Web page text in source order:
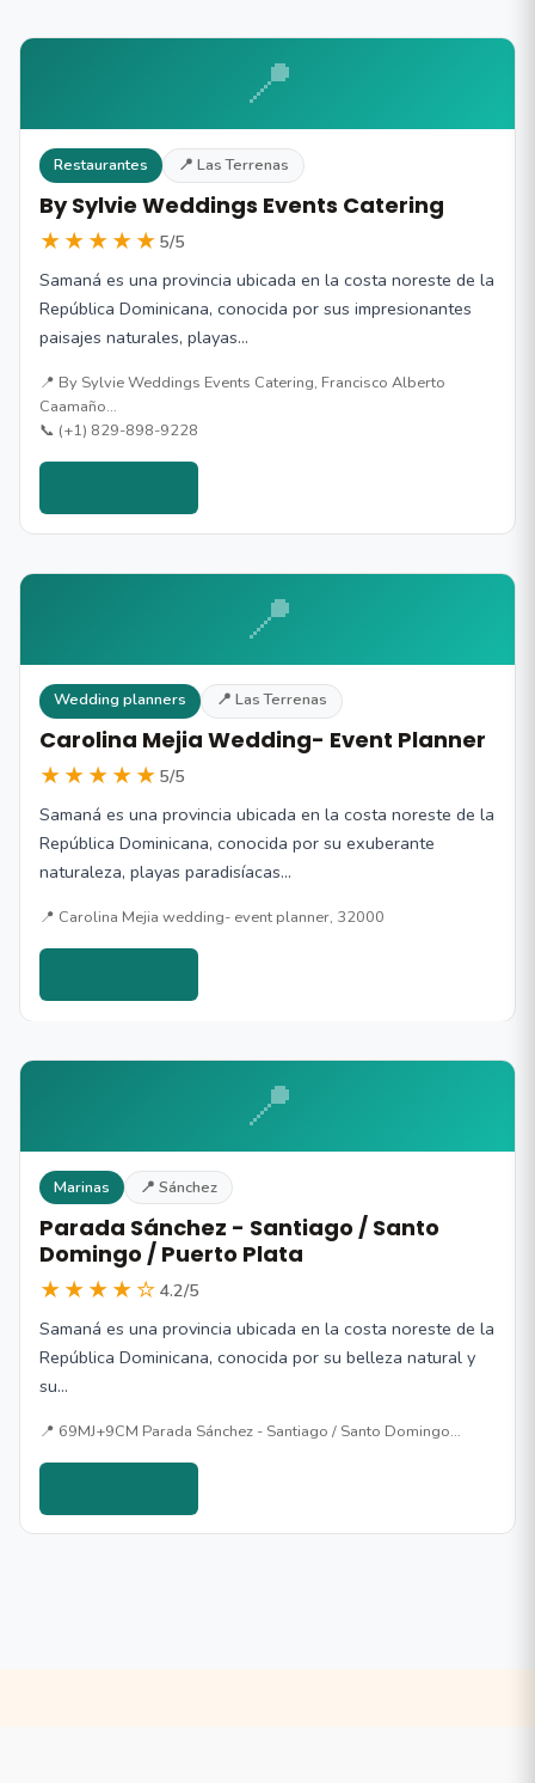
📍
Restaurantes 📍 Las Terrenas
By Sylvie Weddings Events Catering
★★★★★ 5/5
Samaná es una provincia ubicada en la costa noreste de la
República Dominicana, conocida por sus impresionantes
paisajes naturales, playas…
📍 By Sylvie Weddings Events Catering, Francisco Alberto
Caamaño…
📞 (+1) 829-898-9228
📍
Wedding planners 📍 Las Terrenas
Carolina Mejia Wedding- Event Planner
★★★★★ 5/5
Samaná es una provincia ubicada en la costa noreste de la
República Dominicana, conocida por su exuberante
naturaleza, playas paradisíacas…
📍 Carolina Mejia wedding- event planner, 32000
📍
Marinas 📍 Sánchez
Parada Sánchez - Santiago / Santo
Domingo / Puerto Plata
★★★★☆ 4.2/5
Samaná es una provincia ubicada en la costa noreste de la
República Dominicana, conocida por su belleza natural y
su…
📍 69MJ+9CM Parada Sánchez - Santiago / Santo Domingo…